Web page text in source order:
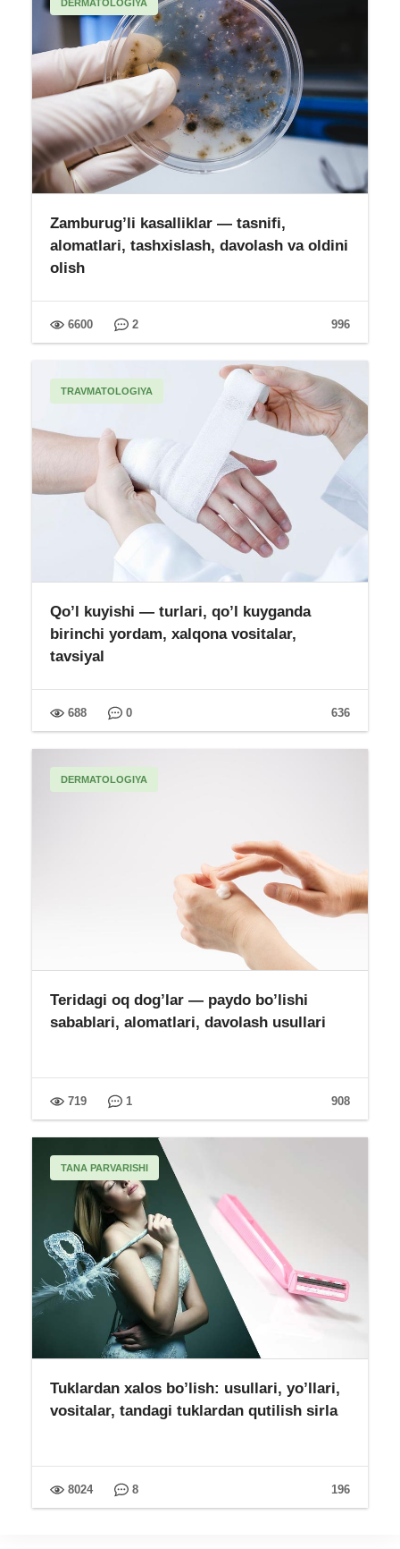
DERMATOLOGIYA
Zamburug’li kasalliklar — tasnifi,
alomatlari, tashxislash, davolash va oldini
olish
996
6600 2
TRAVMATOLOGIYA
Qo’l kuyishi — turlari, qo’l kuyganda
birinchi yordam, xalqona vositalar,
tavsiyal
636
688 0
DERMATOLOGIYA
Teridagi oq dog’lar — paydo bo’lishi
sabablari, alomatlari, davolash usullari
908
719 1
TANA PARVARISHI
Tuklardan xalos bo’lish: usullari, yo’llari,
vositalar, tandagi tuklardan qutilish sirla
196
8024 8